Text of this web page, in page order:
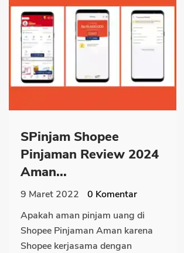
SPinjam Shopee
Pinjaman Review 2024
Aman...
9 Maret 2022 0 Komentar
Apakah aman pinjam uang di
Shopee Pinjaman Aman karena
Shopee kerjasama dengan